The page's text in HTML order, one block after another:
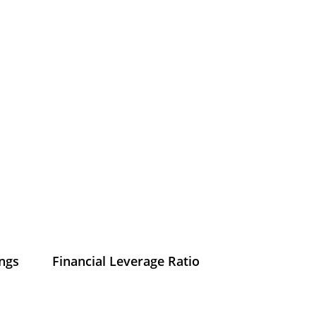
Financial Leverage Ratio